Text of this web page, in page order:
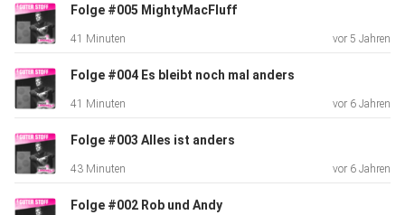
Folge #005 MightyMacFluff
41 Minuten vor 5 Jahren
Folge #004 Es bleibt noch mal anders
41 Minuten vor 6 Jahren
Folge #003 Alles ist anders
43 Minuten vor 6 Jahren
Folge #002 Rob und Andy